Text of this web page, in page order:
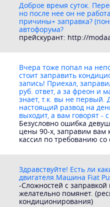
Доброе время суток.
но после нее он не
причины+ заправка?
автофорума?
прейскурант: http://
Вчера тоже попал на
стоит заправить
запись! Приехал,
руб. ответ, а за фреон и
знает, т.к. вы не первый.
настоящий развод на
выходит, а вам говорят -
Безусловно ошибка
цены 90-х, заправим вам
кассил по требованию
Здравствуйте! Есть ли
двигателя.Машина Fiat
-Сложностей с
желательно помянет.
кондиционирования)